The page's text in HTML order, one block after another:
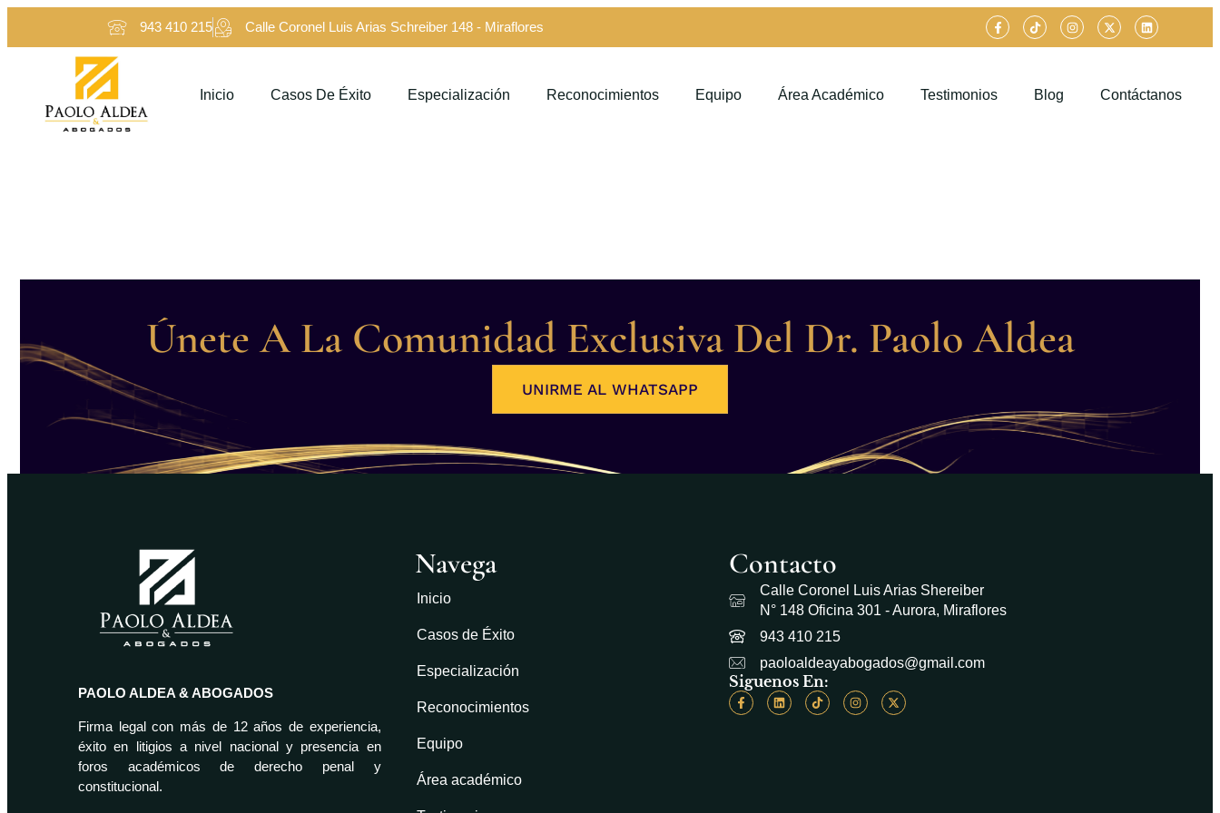
943 410 215 Calle Coronel Luis Arias Schreiber 148 - Miraflores
Inicio Casos De Éxito Especialización Reconocimientos Equipo Área Académico Testimonios Blog Contáctanos
Únete A La Comunidad Exclusiva Del Dr. Paolo Aldea
UNIRME AL WHATSAPP
PAOLO ALDEA & ABOGADOS
Firma legal con más de 12 años de experiencia,
éxito en litigios a nivel nacional y presencia en
foros académicos de derecho penal y
constitucional.
Navega
Inicio
Casos de Éxito
Especialización
Reconocimientos
Equipo
Área académico
Contacto
Calle Coronel Luis Arias Shereiber
N° 148 Oficina 301 - Aurora, Miraflores
943 410 215
paoloaldeayabogados@gmail.com
Siguenos En: